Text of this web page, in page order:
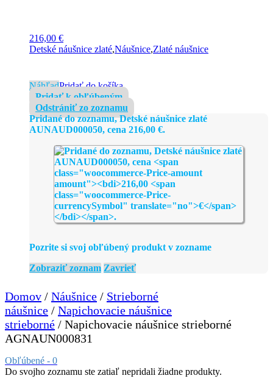
216,00 €
Detské náušnice zlaté,Náušnice,Zlaté náušnice
NáhľadPridať do košíka
Pridať k obľúbeným
Odstrániť zo zoznamu
Pridané do zoznamu, Detské náušnice zlaté
AUNAUD000050, cena 216,00 €.
Pozrite si svoj obľúbený produkt v zozname
Zobraziť zoznam Zavrieť
Domov / Náušnice / Strieborné
náušnice / Napichovacie náušnice
strieborné / Napichovacie náušnice strieborné
AGNAUN000831
Obľúbené - 0
Do svojho zoznamu ste zatiaľ nepridali žiadne produkty.